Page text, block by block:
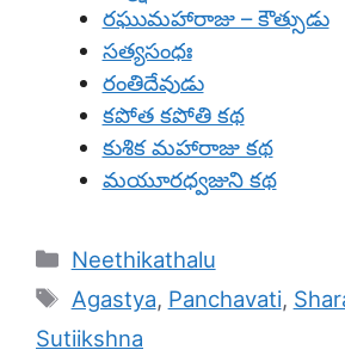
రఘుమహారాజు – కౌత్సుడు
సత్యసంధః
రంతిదేవుడు
కపోత కపోతి కథ
కుశిక మహారాజు కథ
మయూరధ్వజుని కథ
Categories
Neethikathalu
Tags
Agastya, Panchavati,
Sutiikshna